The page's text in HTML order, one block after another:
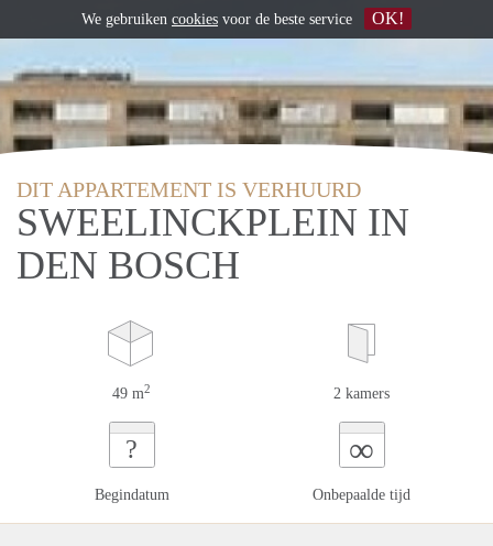
DIT APPARTEMENT IS VERHUURD
SWEELINCKPLEIN IN
DEN BOSCH
49 m2 2 kamers
?
Begindatum
∞
Onbepaalde tijd
We gebruiken cookies voor de beste service OK!